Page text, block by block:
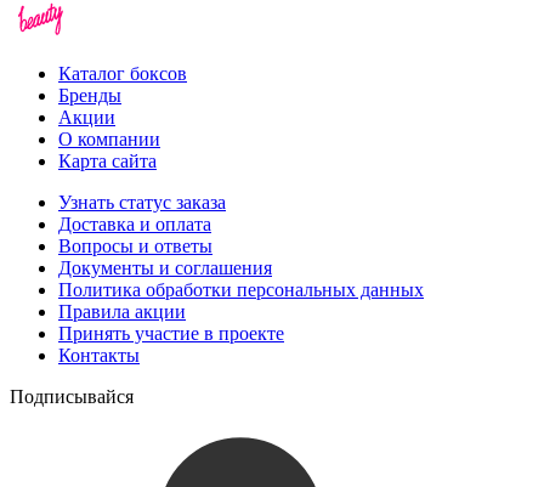
Каталог боксов
Бренды
Акции
О компании
Карта сайта
Узнать статус заказа
Доставка и оплата
Вопросы и ответы
Документы и соглашения
Политика обработки персональных данных
Правила акции
Принять участие в проекте
Контакты
Подписывайся